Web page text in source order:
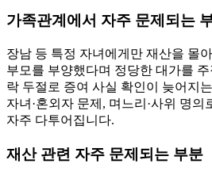
가족관계에서 자주 문제되는
장남 등 특정 자녀에게만 재산을 몰
부모를 부양했다며 정당한 대가를
락 두절로 증여 사실 확인이 늦어지
자녀·혼외자 문제, 며느리·사위 명
자주 다투어집니다.
재산 관련 자주 문제되는 부분